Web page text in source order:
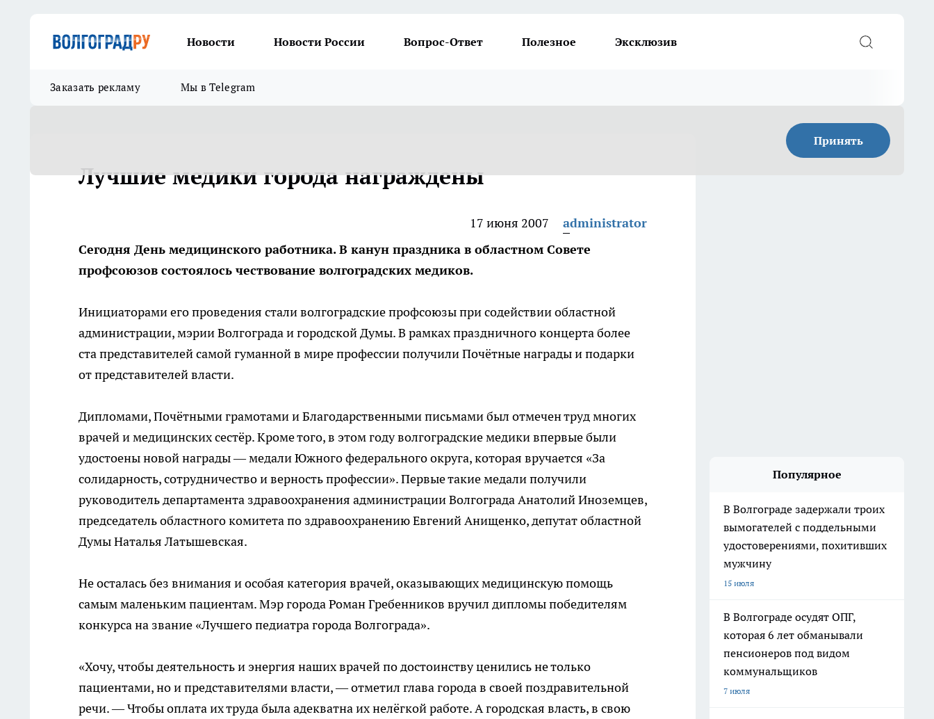
Новости Новости России Вопрос-Ответ Полезное Эксклюзив
Заказать рекламу Мы в Telegram
Принять
Лучшие медики города награждены
17 июня 2007
administrator
Сегодня День медицинского работника. В канун праздника в областном Совете
профсоюзов состоялось чествование волгоградских медиков.
Инициаторами его проведения стали волгоградские профсоюзы при содействии областной
администрации, мэрии Волгограда и городской Думы. В рамках праздничного концерта более
ста представителей самой гуманной в мире профессии получили Почётные награды и подарки
от представителей власти.
Дипломами, Почётными грамотами и Благодарственными письмами был отмечен труд многих
врачей и медицинских сестёр. Кроме того, в этом году волгоградские медики впервые были
удостоены новой награды — медали Южного федерального округа, которая вручается «За
солидарность, сотрудничество и верность профессии». Первые такие медали получили
руководитель департамента здравоохранения администрации Волгограда Анатолий Иноземцев,
председатель областного комитета по здравоохранению Евгений Анищенко, депутат областной
Думы Наталья Латышевская.
Не осталась без внимания и особая категория врачей, оказывающих медицинскую помощь
самым маленьким пациентам. Мэр города Роман Гребенников вручил дипломы победителям
конкурса на звание «Лучшего педиатра города Волгограда».
«Хочу, чтобы деятельность и энергия наших врачей по достоинству ценились не только
пациентами, но и представителями власти, — отметил глава города в своей поздравительной
речи. — Чтобы оплата их труда была адекватна их нелёгкой работе. А городская власть, в свою
Популярное
В Волгограде задержали троих
вымогателей с поддельными
удостоверениями, похитивших
мужчину
15 июля
В Волгограде осудят ОПГ,
которая 6 лет обманывали
пенсионеров под видом
коммунальщиков
7 июля